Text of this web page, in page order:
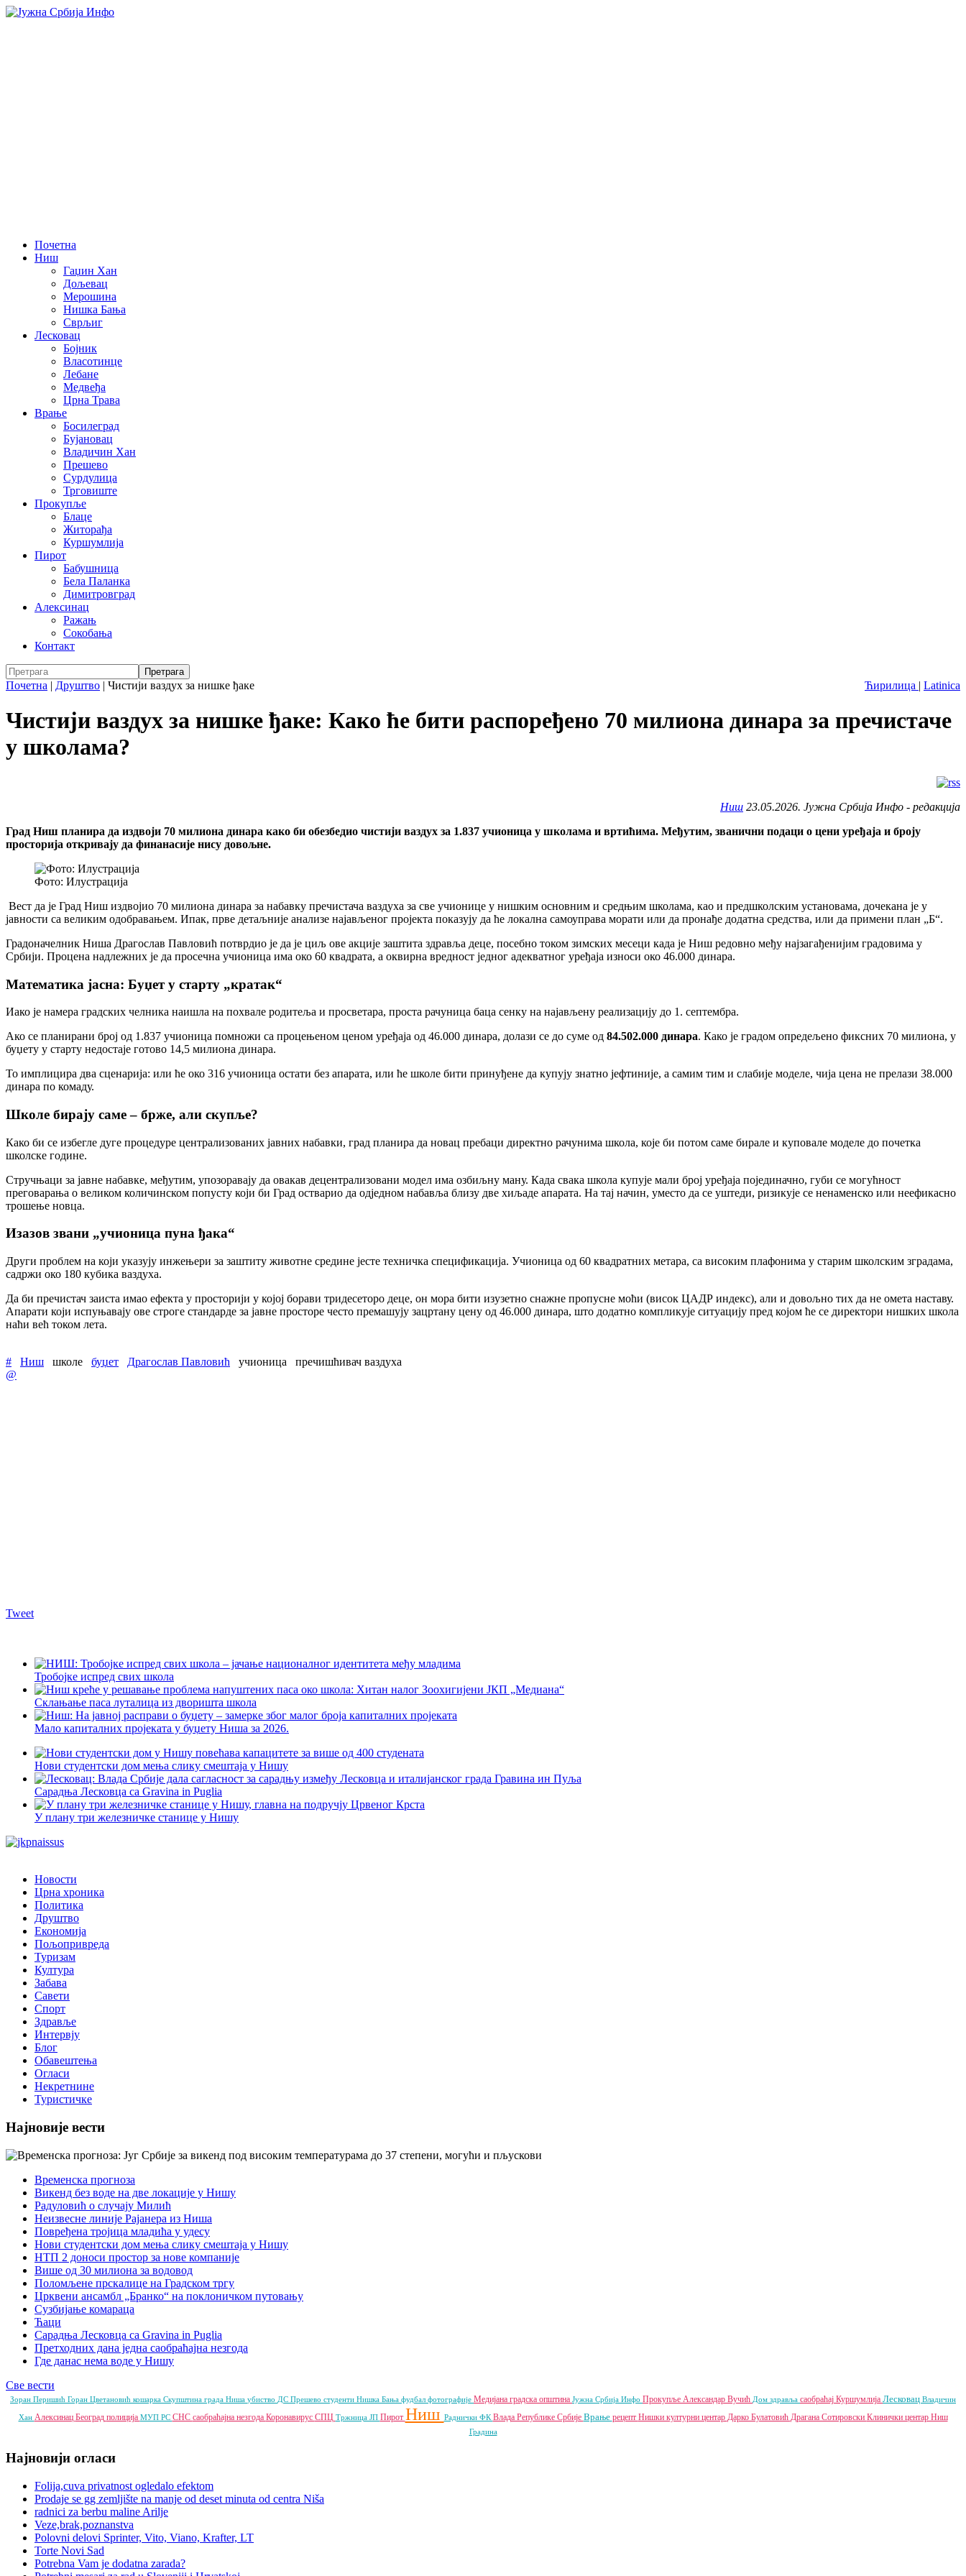
Почетна
Ниш
Гаџин Хан
Дољевац
Мерошина
Нишка Бања
Сврљиг
Лесковац
Бојник
Власотинце
Лебане
Медвеђа
Црна Трава
Врање
Босилеград
Бујановац
Владичин Хан
Прешево
Сурдулица
Трговиште
Прокупље
Блаце
Житорађа
Куршумлија
Пирот
Бабушница
Бела Паланка
Димитровград
Алексинац
Ражањ
Сокобања
Контакт
Ћирилица | Latinica
Почетна | Друштво | Чистији ваздух за нишке ђаке
Чистији ваздух за нишке ђаке: Како ће бити распоређено 70 милиона динара за пречистаче
у школама?
Ниш 23.05.2026. Јужна Србија Инфо - редакција
Град Ниш планира да издвоји 70 милиона динара како би обезбедио чистији ваздух за 1.837 учионица у школама и вртићима. Међутим, званични подаци о цени уређаја и броју
просторија откривају да финанасије нису довољне.
Фото: Илустрација
Вест да је Град Ниш издвојио 70 милиона динара за набавку пречистача ваздуха за све учионице у нишким основним и средњим школама, као и предшколским установама, дочекана је у
јавности са великим одобравањем. Ипак, прве детаљније анализе најављеног пројекта показују да ће локална самоуправа морати или да пронађе додатна средства, или да примени план „Б“.
Градоначелник Ниша Драгослав Павловић потврдио је да је циљ ове акције заштита здравља деце, посебно током зимских месеци када је Ниш редовно међу најзагађенијим градовима у
Србији. Процена надлежних је да просечна учионица има око 60 квадрата, а оквирна вредност једног адекватног уређаја износи око 46.000 динара.
Математика јасна: Буџет у старту „кратак“
Иако је намера градских челника наишла на похвале родитеља и просветара, проста рачуница баца сенку на најављену реализацију до 1. септембра.
Ако се планирани број од 1.837 учионица помножи са процењеном ценом уређаја од 46.000 динара, долази се до суме од 84.502.000 динара. Како је градом опредељено фиксних 70 милиона, у
буџету у старту недостаје готово 14,5 милиона динара.
То имплицира два сценарија: или ће око 316 учионица остати без апарата, или ће школе бити принуђене да купују знатно јефтиније, а самим тим и слабије моделе, чија цена не прелази 38.000
динара по комаду.
Школе бирају саме – брже, али скупље?
Како би се избегле дуге процедуре централизованих јавних набавки, град планира да новац пребаци директно рачунима школа, које би потом саме бирале и куповале моделе до почетка
школске године.
Стручњаци за јавне набавке, међутим, упозоравају да овакав децентрализовани модел има озбиљну ману. Када свака школа купује мали број уређаја појединачно, губи се могућност
преговарања о великом количинском попусту који би Град остварио да одједном набавља близу две хиљаде апарата. На тај начин, уместо да се уштеди, ризикује се ненаменско или неефикасно
трошење новца.
Изазов звани „учионица пуна ђака“
Други проблем на који указују инжењери за заштиту животне средине јесте техничка спецификација. Учионица од 60 квадратних метара, са високим плафонима у старим школским зградама,
садржи око 180 кубика ваздуха.
Да би пречистач заиста имао ефекта у просторији у којој борави тридесеторо деце, он мора бити изузетно снажне пропусне моћи (висок ЦАДР индекс), али и довољно тих да не омета наставу.
Апарати који испуњавају ове строге стандарде за јавне просторе често премашују зацртану цену од 46.000 динара, што додатно компликује ситуацију пред којом ће се директори нишких школа
наћи већ током лета.
# Ниш школе буџет Драгослав Павловић учионица
пречишћивач ваздуха
@
Tweet
Тробојке испред свих школа
Склањање паса луталица из дворишта школа
Мало капиталних пројеката у буџету Ниша за 2026.
Нови студентски дом мења слику смештаја у Нишу
Сарадња Лесковца са Gravina in Puglia
У плану три железничке станице у Нишу
Новости
Црна хроника
Политика
Друштво
Економија
Пољопривреда
Туризам
Култура
Забава
Савети
Спорт
Здравље
Интервју
Блог
Обавештења
Огласи
Некретнине
Туристичке
Најновије вести
Временска прогноза
Викенд без воде на две локације у Нишу
Радуловић о случају Милић
Неизвесне линије Рајанера из Ниша
Повређена тројица младића у удесу
Нови студентски дом мења слику смештаја у Нишу
НТП 2 доноси простор за нове компаније
Више од 30 милиона за водовод
Поломљене прскалице на Градском тргу
Црквени ансамбл „Бранко“ на поклоничком путовању
Сузбијање комараца
Ћаци
Сарадња Лесковца са Gravina in Puglia
Претходних дана једна саобраћајна незгода
Где данас нема воде у Нишу
Све вести
Зоран Перишић Горан Цветановић кошарка Скупштина града Ниша убиство ДС Прешево студенти Нишка Бања фудбал фотографије Медијана градска општина Јужна Србија Инфо Прокупље Александар Вучић Дом здравља саобраћај Куршумлија Лесковац Владичин
Хан Алексинац Београд полиција МУП РС СНС саобраћајна незгода Коронавирус СПЦ Тржница ЈП Пирот Ниш Раднички ФК Влада Републике Србије Врање рецепт Нишки културни центар Дарко Булатовић Драгана Сотировски Клинички центар Ниш
Градина
Најновији огласи
Folija,cuva privatnost ogledalo efektom
Prodaje se gg zemljište na manje od deset minuta od centra Niša
radnici za berbu maline Arilje
Veze,brak,poznanstva
Polovni delovi Sprinter, Vito, Viano, Krafter, LT
Torte Novi Sad
Potrebna Vam je dodatna zarada?